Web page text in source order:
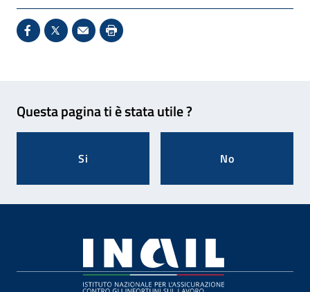
Condividi su Facebook - Sito esterno - Apertura in
X - Sito esterno - Apertura in nuova finestra
Invio Mail: apre il programma di posta
Stampa pagina: scelta meno
Questa pagina ti è stata utile ?
Si No